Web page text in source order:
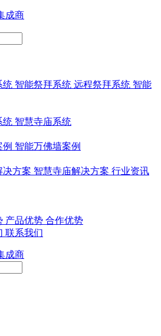
统 智能祭拜系统 远程祭拜系统 智能
统 智慧寺庙系统
智能万佛墙案例
决方案 智慧寺庙解决方案 行业资讯
产品优势 合作优势
联系我们